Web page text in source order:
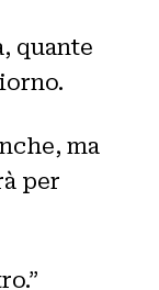
quante
ma
per